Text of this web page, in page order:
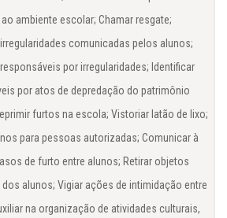
ambiente escolar; Chamar resgate;
comunicadas pelos alunos;
por irregularidades; Identificar
por atos de depredação do patrimônio
furtos na escola; Vistoriar latão de lixo;
para pessoas autorizadas; Comunicar à
de furto entre alunos; Retirar objetos
alunos; Vigiar ações de intimidação entre
na organização de atividades culturais,